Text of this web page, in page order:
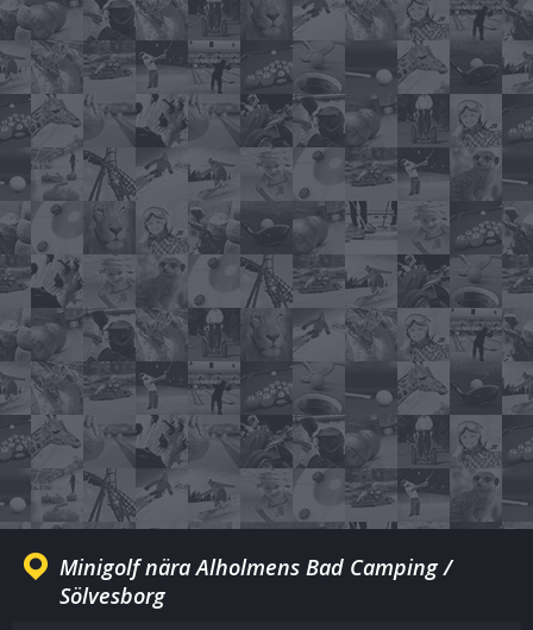
Minigolf nära Alholmens Bad Camping /
Sölvesborg